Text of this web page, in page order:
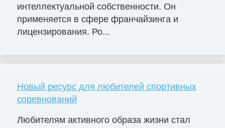
интеллектуальной собственности. Он
применяется в сфере франчайзинга и
лицензирования. Ро...
Новый ресурс для любителей спортивных
соревнований
Любителям активного образа жизни стал